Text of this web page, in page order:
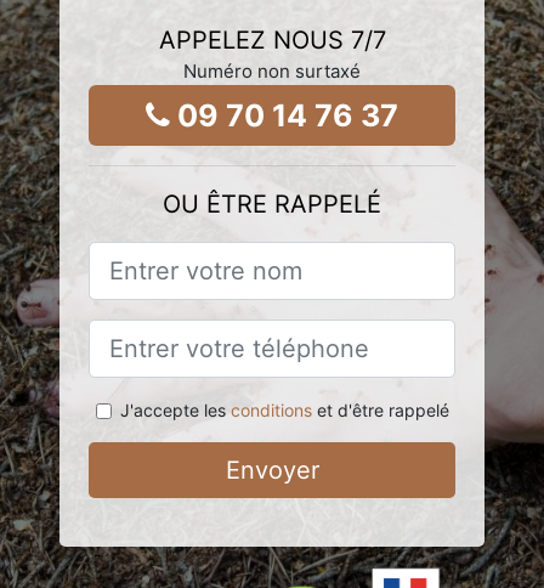
APPELEZ NOUS 7/7
Numéro non surtaxé
09 70 14 76 37
OU ÊTRE RAPPELÉ
J'accepte les conditionset d'être rappelé
Envoyer